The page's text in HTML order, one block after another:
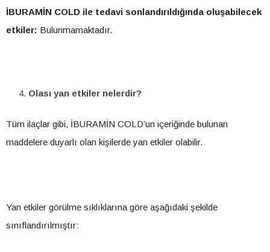
İBURAMİN COLD ile tedavi sonlandırıldığında oluşabilecek
etkiler: Bulunmamaktadır.
Olası yan etkiler nelerdir?
Tüm ilaçlar gibi, İBURAMİN COLD’un içeriğinde bulunan
maddelere duyarlı olan kişilerde yan etkiler olabilir.
Yan etkiler görülme sıklıklarına göre aşağıdaki şekilde
sınıflandırılmıştır: